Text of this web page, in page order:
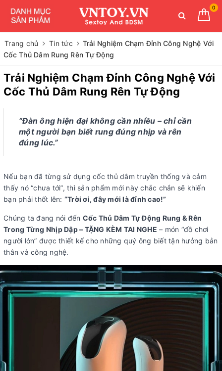
0
Trang chủ Tin tức
Trải Nghiệm Chạm Đỉnh Công Nghệ Với
Cốc Thủ Dâm Rung Rên Tự Động
Trải Nghiệm Chạm Đỉnh Công Nghệ Với
Cốc Thủ Dâm Rung Rên Tự Động
“Đàn ông hiện đại không cần nhiều – chỉ cần
một người bạn biết rung đúng nhịp và rên
đúng lúc.”
Nếu bạn đã từng sử dụng cốc thủ dâm truyền thống và cảm
thấy nó “chưa tới”, thì sản phẩm mới này chắc chắn sẽ khiến
bạn phải thốt lên: “Trời ơi, đây mới là đỉnh cao!”
Chúng ta đang nói đến Cốc Thủ Dâm Tự Động Rung & Rên
Trong Từng Nhịp Dập – TẶNG KÈM TAI NGHE – món “đồ chơi
người lớn” được thiết kế cho những quý ông biết tận hưởng bản
thân và công nghệ.